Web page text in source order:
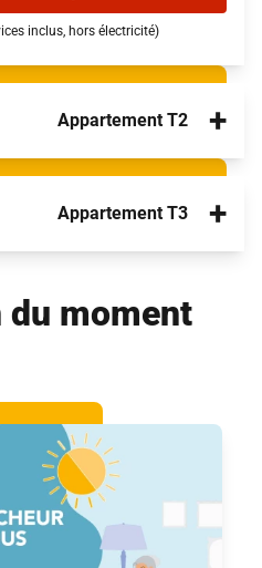
inclus, hors électricité)
Appartement T2 +
pratique idéal pour une
davantage de confort
séparée vient s'y
lumineux et disposent
de multiples rangements.
Appartement T3 +
à transformer selon vos
moment